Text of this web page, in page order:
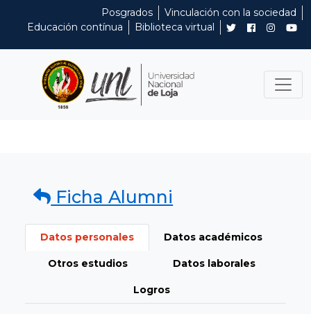
Posgrados
Vinculación con la sociedad
Educación contínua
Biblioteca virtual
Ficha Alumni
Datos personales Datos académicos
Otros estudios Datos laborales
Logros